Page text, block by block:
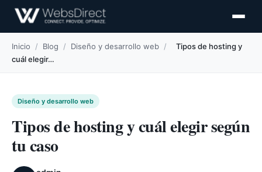
Inicio / Blog / Diseño y desarrollo web /
Tipos de hosting y
cuál elegir…
Diseño y desarrollo web
Tipos de hosting y cuál elegir según
tu caso